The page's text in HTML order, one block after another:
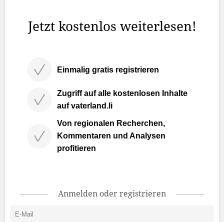
Jetzt kostenlos weiterlesen!
Einmalig gratis registrieren
Zugriff auf alle kostenlosen Inhalte
auf vaterland.li
Von regionalen Recherchen,
Kommentaren und Analysen
profitieren
Anmelden oder registrieren